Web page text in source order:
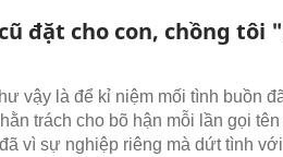
đặt cho con, chồng tôi
vậy là để kỉ niệm mối tình buồn
trách cho bõ hận mỗi lần gọi
vì sự nghiệp riêng mà dứt tình